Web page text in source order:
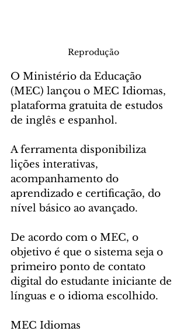
Reprodução
O Ministério da Educação
(MEC) lançou o MEC Idiomas,
plataforma gratuita de estudos
de inglês e espanhol.
A ferramenta disponibiliza
lições interativas,
acompanhamento do
aprendizado e certificação, do
nível básico ao avançado.
De acordo com o MEC, o
objetivo é que o sistema seja o
primeiro ponto de contato
digital do estudante iniciante de
línguas e o idioma escolhido.
MEC Idiomas